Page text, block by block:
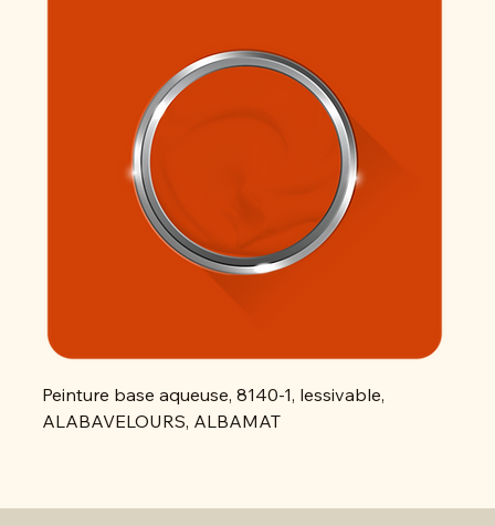
Peinture base aqueuse, 8140-1, lessivable,
ALABAVELOURS, ALBAMAT